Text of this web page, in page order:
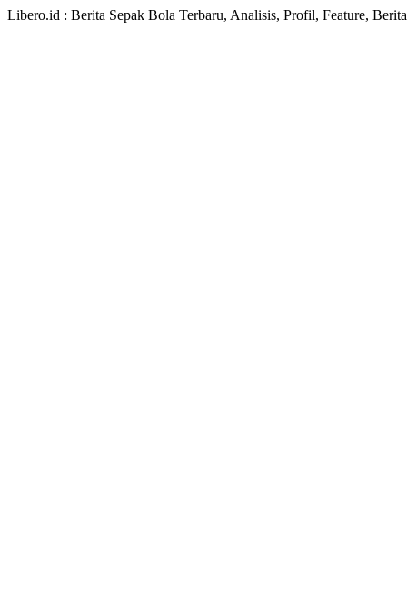
Libero.id : Berita Sepak Bola Terbaru, Analisis, Profil, Feature,